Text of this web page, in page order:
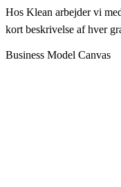
Hos Klean arbejder vi
kort beskrivelse af hver
Business Model Canvas